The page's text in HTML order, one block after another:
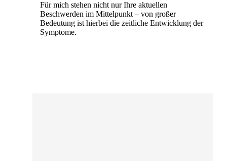
Für mich stehen nicht nur Ihre aktuellen
Beschwerden im Mittelpunkt – von großer
Bedeutung ist hierbei die zeitliche Entwicklung der
Symptome.